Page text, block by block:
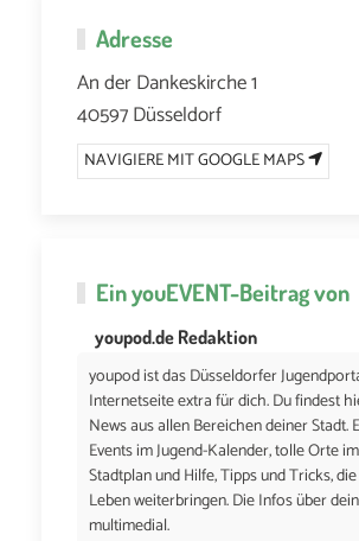
Adresse
An der Dankeskirche 1
40597 Düsseldorf
NAVIGIERE MIT GOOGLE MAPS
EinyouEVENT-Beitrag von
youpod.de Redaktion
youpod ist das Düsseldorfer
Internetseite extra für dich. Du findest
News aus allen Bereichen deiner Stadt.
Events im Jugend-Kalender, tolle Orte
Stadtplan und Hilfe, Tipps und Tricks,
Leben weiterbringen. Die Infos über
multimedial.